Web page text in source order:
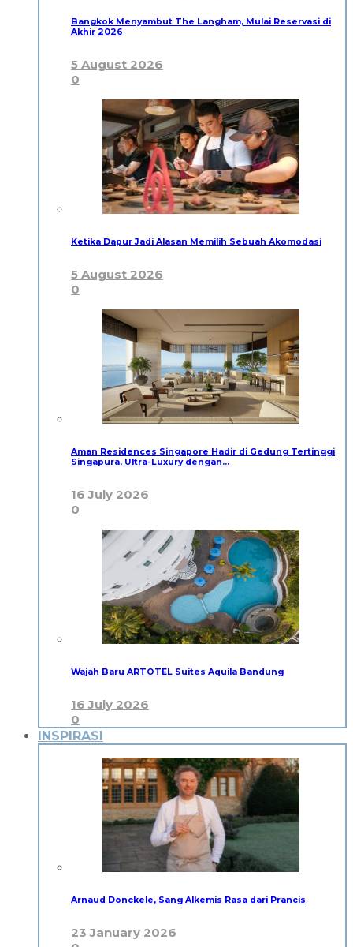
Bangkok Menyambut The Langham, Mulai Reservasi di
Akhir 2026
5 August 2026
0
Ketika Dapur Jadi Alasan Memilih Sebuah Akomodasi
5 August 2026
0
Aman Residences Singapore Hadir di Gedung Tertinggi
Singapura, Ultra-Luxury dengan…
16 July 2026
0
Wajah Baru ARTOTEL Suites Aquila Bandung
16 July 2026
0
INSPIRASI
Arnaud Donckele, Sang Alkemis Rasa dari Prancis
23 January 2026